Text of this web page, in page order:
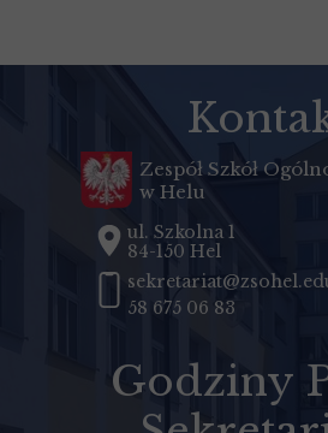
Zespół Szkół
w Helu
ul. Szkolna 1
84-150 Hel
58 675 06 83
Godziny